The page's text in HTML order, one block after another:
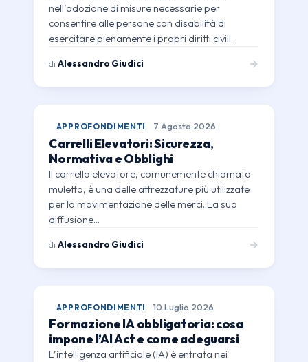
nell’adozione di misure necessarie per
consentire alle persone con disabilità di
esercitare pienamente i propri diritti civili…
diAlessandro Giudici
APPROFONDIMENTI 7 Agosto 2026
Carrelli Elevatori: Sicurezza,
Normativa e Obblighi
Il carrello elevatore, comunemente chiamato
muletto, è una delle attrezzature più utilizzate
per la movimentazione delle merci. La sua
diffusione…
diAlessandro Giudici
APPROFONDIMENTI 10 Luglio 2026
Formazione IA obbligatoria: cosa
impone l’AI Act e come adeguarsi
L’intelligenza artificiale (IA) è entrata nei